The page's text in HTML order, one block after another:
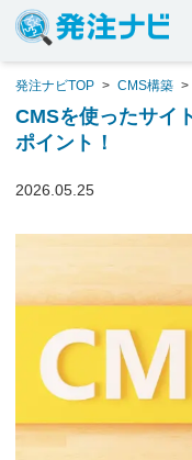
発注ナビTOP > CMS構築 >
コがポイント！
CMSを使ったサイ
ポイント！
2026.05.25